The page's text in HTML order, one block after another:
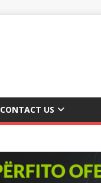
CONTACT US